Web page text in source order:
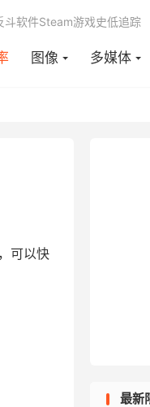
图像 多媒体
斗软件Steam游戏史低追踪
可以快
最新